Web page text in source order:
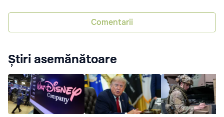
Comentarii
Știri asemănătoare